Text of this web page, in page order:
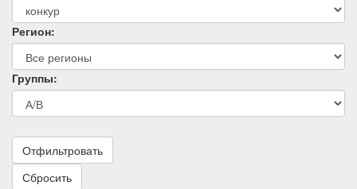
Регион:
Группы:
Отфильтровать
Сбросить